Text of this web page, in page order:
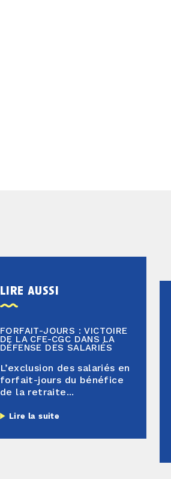
lire aussi
FORFAIT-JOURS : VICTOIRE
DE LA CFE-CGC DANS LA
DÉFENSE DES SALARIÉS
L’exclusion des salariés en
forfait-jours du bénéfice
de la retraite...
Lire la suite